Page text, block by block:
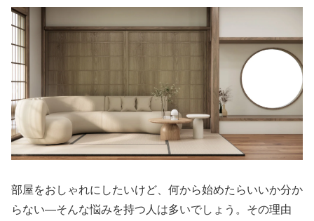
部屋をおしゃれにしたいけど、何から始めたらいいか分か
らない—そんな悩みを持つ人は多いでしょう。その理由